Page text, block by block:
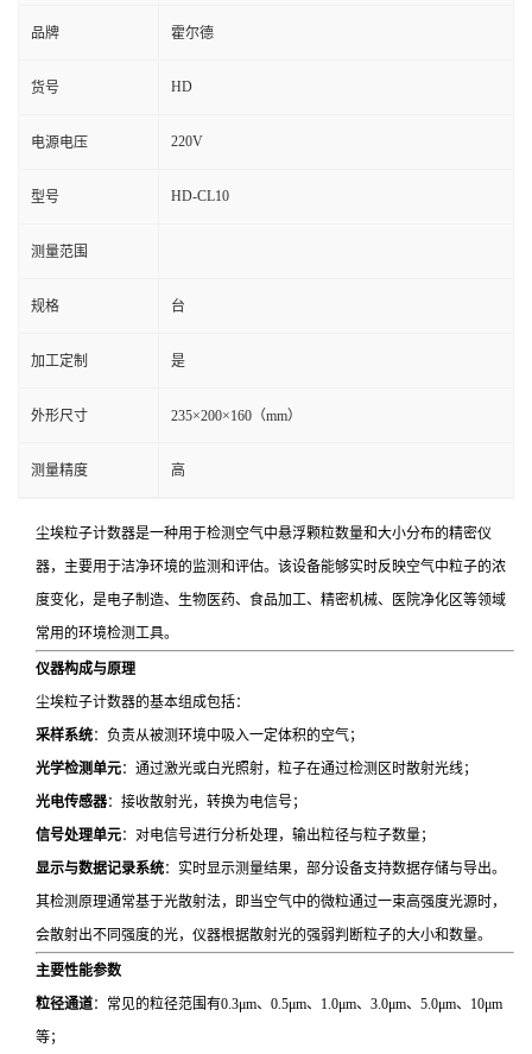
品牌 霍尔德
货号 HD
电源电压 220V
型号 HD-CL10
测量范围
规格 台
加工定制 是
外形尺寸 235×200×160（mm）
测量精度 高
尘埃粒子计数器是一种用于检测空气中悬浮颗粒数量和大小分布的精密仪
器，主要用于洁净环境的监测和评估。该设备能够实时反映空气中粒子的浓
度变化，是电子制造、生物医药、食品加工、精密机械、医院净化区等领域
常用的环境检测工具。
仪器构成与原理
尘埃粒子计数器的基本组成包括：
采样系统：负责从被测环境中吸入一定体积的空气；
光学检测单元：通过激光或白光照射，粒子在通过检测区时散射光线；
光电传感器：接收散射光，转换为电信号；
信号处理单元：对电信号进行分析处理，输出粒径与粒子数量；
显示与数据记录系统：实时显示测量结果，部分设备支持数据存储与导出。
其检测原理通常基于光散射法，即当空气中的微粒通过一束高强度光源时，
会散射出不同强度的光，仪器根据散射光的强弱判断粒子的大小和数量。
主要性能参数
粒径通道：常见的粒径范围有0.3μm、0.5μm、1.0μm、3.0μm、5.0μm、10μm
等；